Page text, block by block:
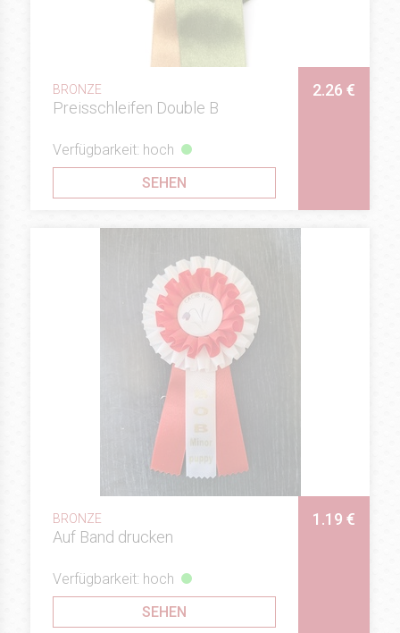
BRONZE
Preisschleifen Double B
2.26 €
Verfügbarkeit: hoch
SEHEN
BRONZE
Auf Band drucken
1.19 €
Verfügbarkeit: hoch
SEHEN